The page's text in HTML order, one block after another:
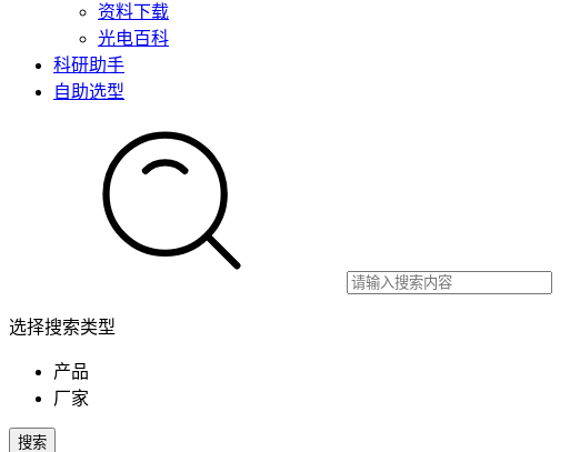
资料下载
光电百科
科研助手
自助选型
选择搜索类型
产品
厂家
搜索